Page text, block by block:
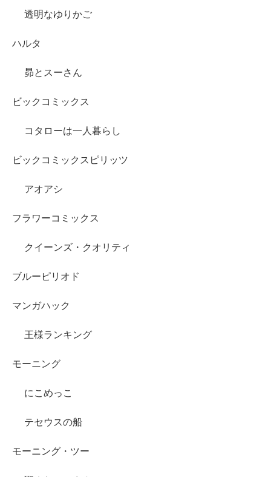
透明なゆりかご
ハルタ
昴とスーさん
ビックコミックス
コタローは一人暮らし
ビックコミックスピリッツ
アオアシ
フラワーコミックス
クイーンズ・クオリティ
ブルーピリオド
マンガハック
王様ランキング
モーニング
にこめっこ
テセウスの船
モーニング・ツー